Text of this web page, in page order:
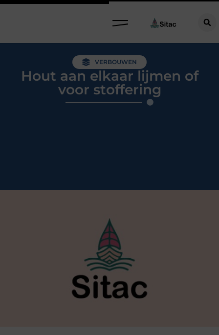
VERBOUWEN
Hout aan elkaar lijmen of
voor stoffering